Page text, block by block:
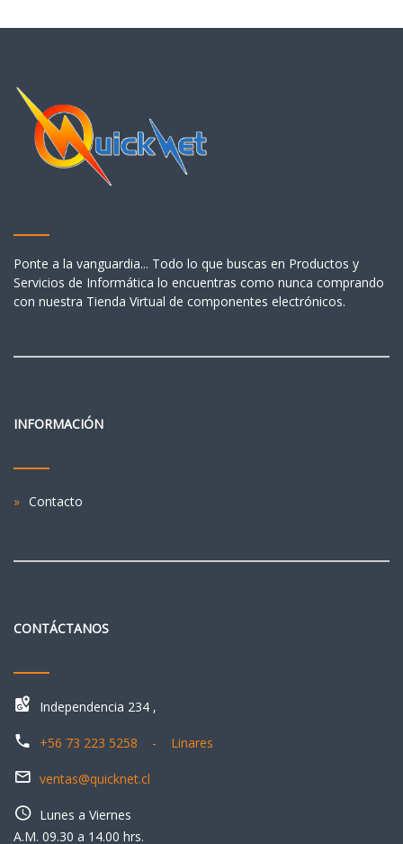
Ponte a la vanguardia... Todo lo que buscas en Productos y
Servicios de Informática lo encuentras como nunca comprando
con nuestra Tienda Virtual de componentes electrónicos.
INFORMACIÓN
Contacto
CONTÁCTANOS
Independencia 234 ,
+56 73 223 5258 - Linares
ventas@quicknet.cl
Lunes a Viernes
A.M. 09.30 a 14.00 hrs.